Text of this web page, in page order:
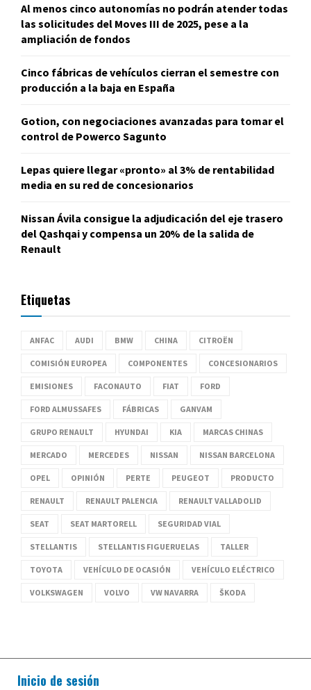
Al menos cinco autonomías no podrán atender todas
las solicitudes del Moves III de 2025, pese a la
ampliación de fondos
Cinco fábricas de vehículos cierran el semestre con
producción a la baja en España
Gotion, con negociaciones avanzadas para tomar el
control de Powerco Sagunto
Lepas quiere llegar «pronto» al 3% de rentabilidad
media en su red de concesionarios
Nissan Ávila consigue la adjudicación del eje trasero
del Qashqai y compensa un 20% de la salida de
Renault
Etiquetas
ANFAC AUDI BMW CHINA CITROËN
COMISIÓN EUROPEA COMPONENTES CONCESIONARIOS
EMISIONES FACONAUTO FIAT FORD
FORD ALMUSSAFES FÁBRICAS GANVAM
GRUPO RENAULT HYUNDAI KIA MARCAS CHINAS
MERCADO MERCEDES NISSAN NISSAN BARCELONA
OPEL OPINIÓN PERTE PEUGEOT PRODUCTO
RENAULT RENAULT PALENCIA RENAULT VALLADOLID
SEAT SEAT MARTORELL SEGURIDAD VIAL
STELLANTIS STELLANTIS FIGUERUELAS TALLER
TOYOTA VEHÍCULO DE OCASIÓN VEHÍCULO ELÉCTRICO
VOLKSWAGEN VOLVO VW NAVARRA ŠKODA
Inicio de sesión